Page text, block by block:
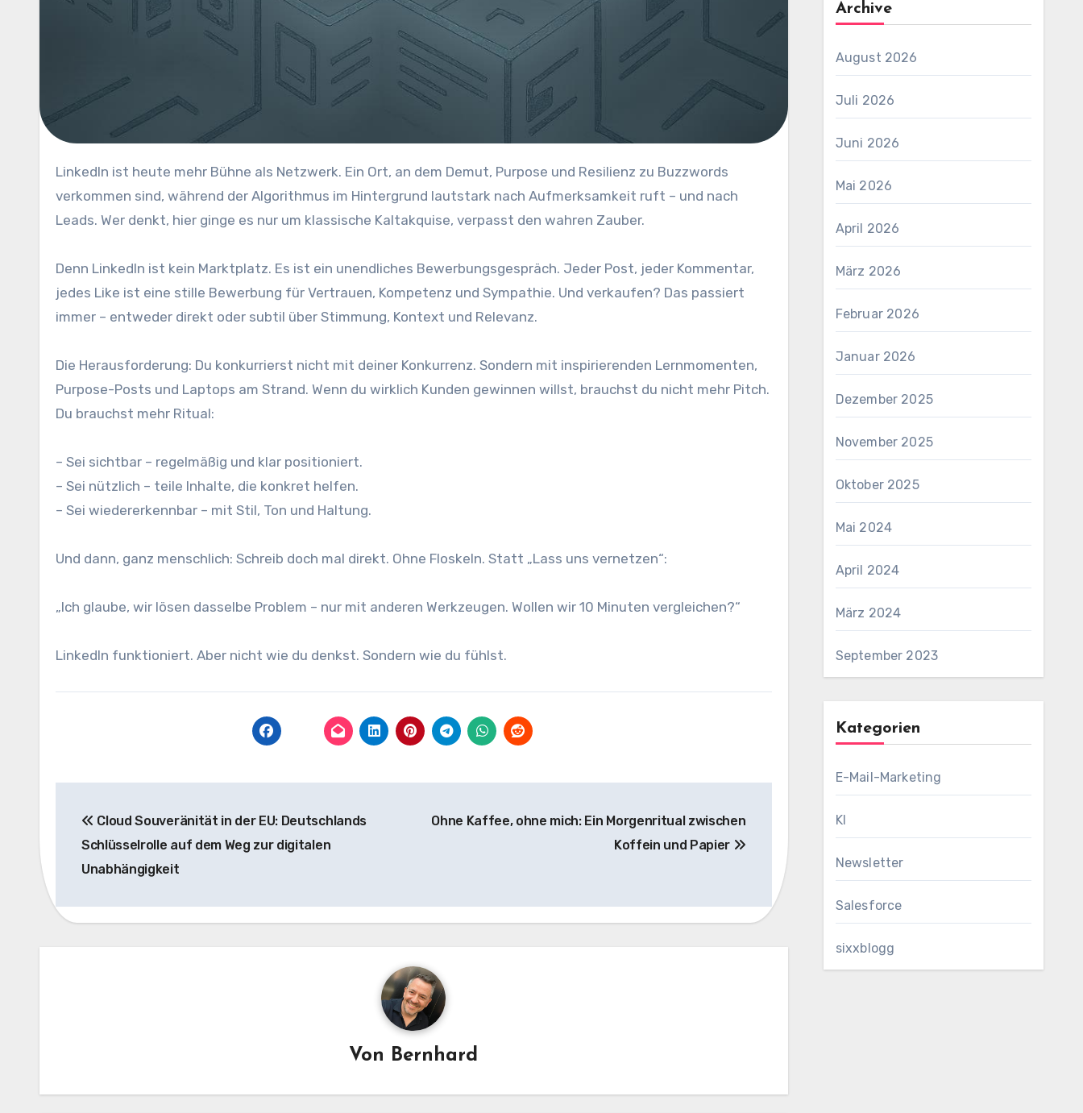
LinkedIn ist heute mehr Bühne als Netzwerk. Ein Ort, an dem Demut, Purpose und Resilienz zu Buzzwords
verkommen sind, während der Algorithmus im Hintergrund lautstark nach Aufmerksamkeit ruft – und nach
Leads. Wer denkt, hier ginge es nur um klassische Kaltakquise, verpasst den wahren Zauber.
Denn LinkedIn ist kein Marktplatz. Es ist ein unendliches Bewerbungsgespräch. Jeder Post, jeder Kommentar,
jedes Like ist eine stille Bewerbung für Vertrauen, Kompetenz und Sympathie. Und verkaufen? Das passiert
immer – entweder direkt oder subtil über Stimmung, Kontext und Relevanz.
Die Herausforderung: Du konkurrierst nicht mit deiner Konkurrenz. Sondern mit inspirierenden Lernmomenten,
Purpose-Posts und Laptops am Strand. Wenn du wirklich Kunden gewinnen willst, brauchst du nicht mehr Pitch.
Du brauchst mehr Ritual:
– Sei sichtbar – regelmäßig und klar positioniert.
– Sei nützlich – teile Inhalte, die konkret helfen.
– Sei wiedererkennbar – mit Stil, Ton und Haltung.
Und dann, ganz menschlich: Schreib doch mal direkt. Ohne Floskeln. Statt „Lass uns vernetzen“:
„Ich glaube, wir lösen dasselbe Problem – nur mit anderen Werkzeugen. Wollen wir 10 Minuten vergleichen?“
LinkedIn funktioniert. Aber nicht wie du denkst. Sondern wie du fühlst.
Cloud Souveränität in der EU: Deutschlands
Schlüsselrolle auf dem Weg zur digitalen
Unabhängigkeit
Ohne Kaffee, ohne mich: Ein Morgenritual zwischen
Koffein und Papier
Von Bernhard
Archive
August 2026
Juli 2026
Juni 2026
Mai 2026
April 2026
März 2026
Februar 2026
Januar 2026
Dezember 2025
November 2025
Oktober 2025
Mai 2024
April 2024
März 2024
September 2023
Kategorien
E-Mail-Marketing
KI
Newsletter
Salesforce
sixxblogg